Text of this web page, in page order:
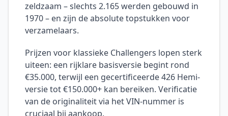
zeldzaam – slechts 2.165 werden gebouwd in
1970 – en zijn de absolute topstukken voor
verzamelaars.
Prijzen voor klassieke Challengers lopen sterk
uiteen: een rijklare basisversie begint rond
€35.000, terwijl een gecertificeerde 426 Hemi-
versie tot €150.000+ kan bereiken. Verificatie
van de originaliteit via het VIN-nummer is
cruciaal bij aankoop.